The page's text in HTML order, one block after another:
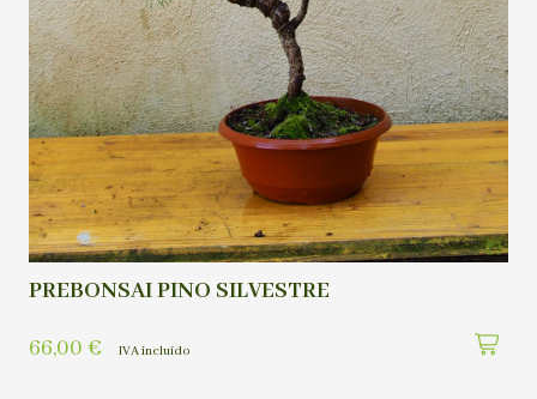
PREBONSAI PINO SILVESTRE
66,00 € IVA incluído